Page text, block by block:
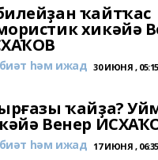
ҡайтҡас
хикәйә
һәм ижад 30 ИЮНЯ , 05:15
ҡайҙа?
Венер
һәм ижад 17 ИЮНЯ , 06:35